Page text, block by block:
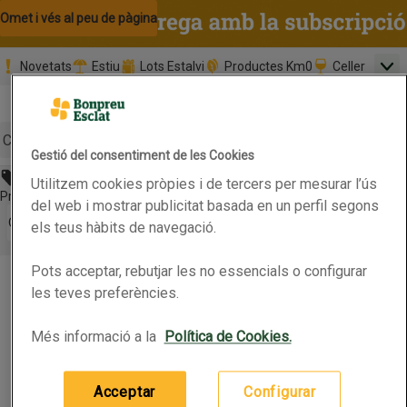
Omet i vés al contingut
Omet i vés a la cerca
Omet i vés al peu de pàgina
Novetats Estiu Lots Estalvi Productes Km0 Celler
Promoció clients nous
Botó del menú principal
Abans 2,95€
Preu rebaixat. Vàlid fins 13/07/2026
Obre-ho per veure una llista de les opcions d'ordenació
Ordena
Productes en oferta
NORIT Esprai No més PlanxaNORIT Esprai No més Planxa
0.5L (5,90 € per litre)
2,95 €
Afegeix
Gestió del consentiment de les Cookies
Utilitzem cookies pròpies i de tercers per mesurar l’ús
del web i mostrar publicitat basada en un perfil segons
els teus hàbits de navegació.
Pots acceptar, rebutjar les no essencials o configurar
les teves preferències.
Més informació a la Política de Cookies.
Configurar
Acceptar